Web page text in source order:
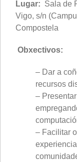
Lugar: Sala de
Vigo, s/n
Compostela
Obxectivos:
– Dar a
recursos
–
– Facilitar